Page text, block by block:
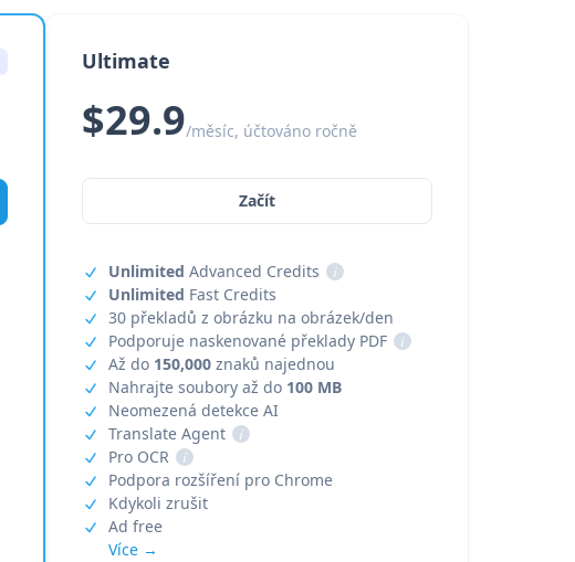
Ultimate
$29.9/měsíc, účtováno ročně
Začít
Unlimited Advanced Credits
i
Unlimited Fast Credits
30 překladů z obrázku na obrázek/den
Podporuje naskenované překlady PDF
i
Až do 150,000znaků najednou
Nahrajte soubory až do 100 MB
Neomezená detekce AI
Translate Agent
i
Pro OCR
i
Podpora rozšíření pro Chrome
Kdykoli zrušit
Ad free
Více →